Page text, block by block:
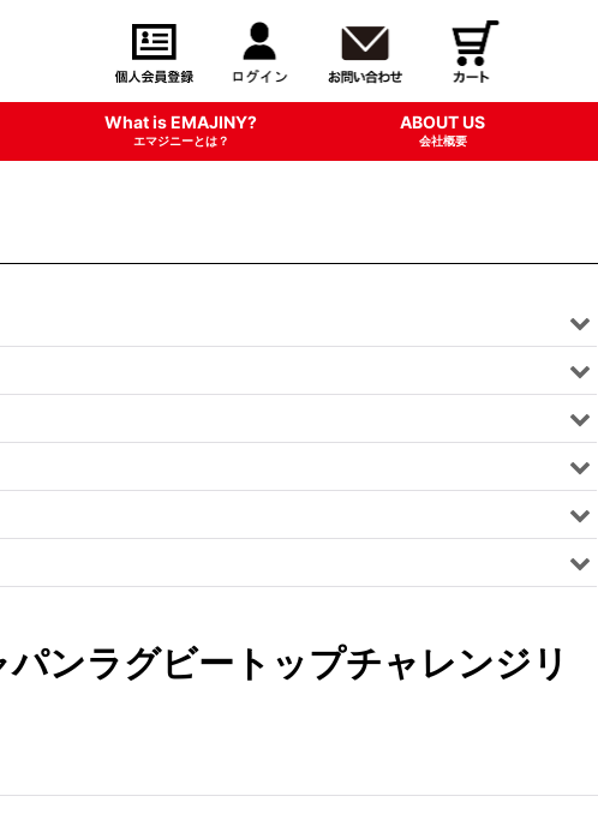
What is EMAJINY?
エマジニーとは？
ABOUT US
会社概要
ンラグビートップチャレンジリ